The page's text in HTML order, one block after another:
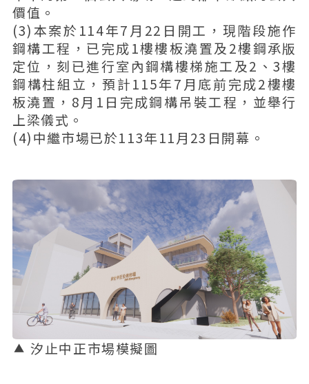
價值。
(3)本案於114年7月22日開工，現階段施作
鋼構工程，已完成1樓樓板澆置及2樓鋼承版
定位，刻已進行室內鋼構樓梯施工及2、3樓
鋼構柱組立，預計115年7月底前完成2樓樓
板澆置，8月1日完成鋼構吊裝工程，並舉行
上梁儀式。
(4)中繼市場已於113年11月23日開幕。
汐止中正市場模擬圖